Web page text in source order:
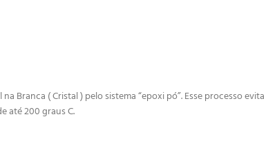
Branca ( Cristal ) pelo sistema “epoxi pó”. Esse processo evita
até 200 graus C.